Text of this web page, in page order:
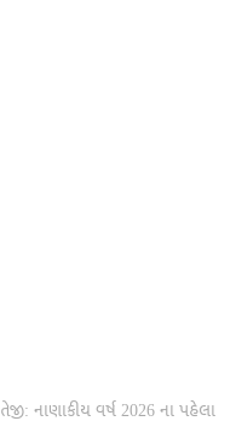
નાણાકીય વર્ષ 2026 ના પહેલા